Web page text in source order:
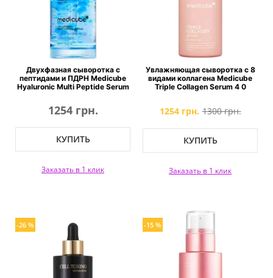
Двухфазная сыворотка с
пептидами и ПДРН Medicube
Hyaluronic Multi Peptide Serum
1254 грн.
КУПИТЬ
Заказать в 1 клик
Увлажняющая сыворотка с 8
видами коллагена Medicube
Triple Collagen Serum 4 0
1254 грн. 1300 грн.
КУПИТЬ
Заказать в 1 клик
-26 % -15 %